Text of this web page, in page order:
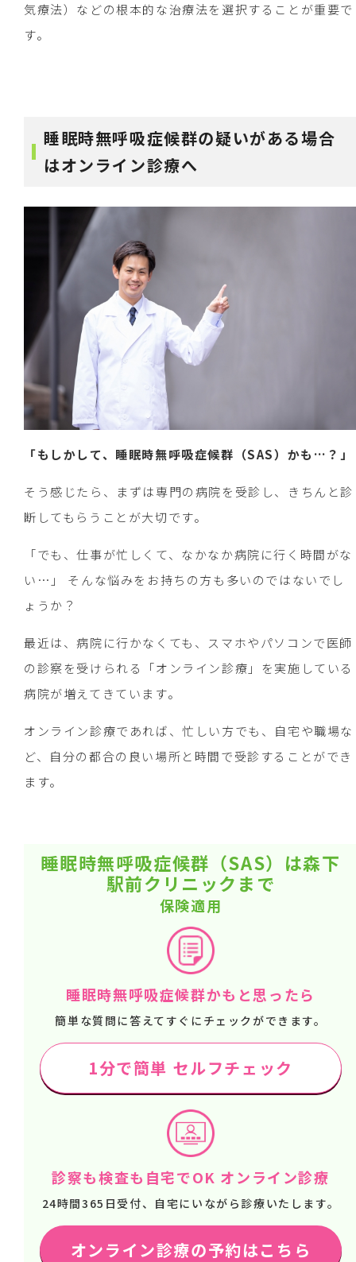
気療法）などの根本的な治療法を選択することが重要で
す。
睡眠時無呼吸症候群の疑いがある場合
はオンライン診療へ
「もしかして、睡眠時無呼吸症候群（SAS）かも…？」
そう感じたら、まずは専門の病院を受診し、きちんと診
断してもらうことが大切です。
「でも、仕事が忙しくて、なかなか病院に行く時間がな
い…」 そんな悩みをお持ちの方も多いのではないでし
ょうか？
最近は、病院に行かなくても、スマホやパソコンで医師
の診察を受けられる「オンライン診療」を実施している
病院が増えてきています。
オンライン診療であれば、忙しい方でも、自宅や職場な
ど、自分の都合の良い場所と時間で受診することができ
ます。
睡眠時無呼吸症候群（SAS）は森下
駅前クリニックまで
保険適用
睡眠時無呼吸症候群かもと思ったら
簡単な質問に答えてすぐにチェックができます。
1分で簡単 セルフチェック
診察も検査も自宅でOK オンライン診療
24時間365日受付、自宅にいながら診療いたします。
オンライン診療の予約はこちら